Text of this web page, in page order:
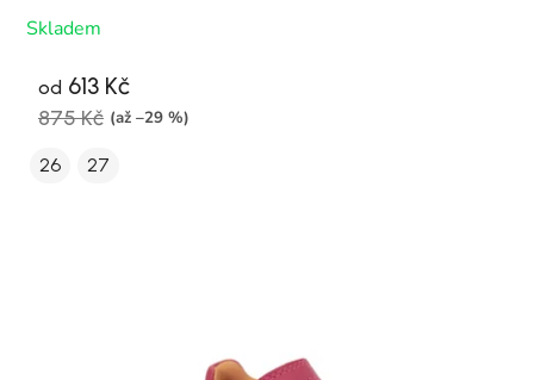
Skladem
od 613 Kč
875 Kč (až –29 %)
26 27